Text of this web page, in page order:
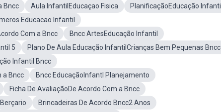
Bncc
Aula InfantilEducaçao Fisica
PlanificaçãoEducação Infantil
Educacao Infantil
Com a Bncc
Bncc ArtesEducação Infantil
5
Plano De Aula Educação InfantilCrianças Bem Pequenas Bncc
Infantil Bncc
a Bncc
Bncc EducaçãoInfantl Planejamento
Ficha De AvaliaçãoDe Acordo Com a Bncc
Brincadeiras De Acordo Bncc2 Anos